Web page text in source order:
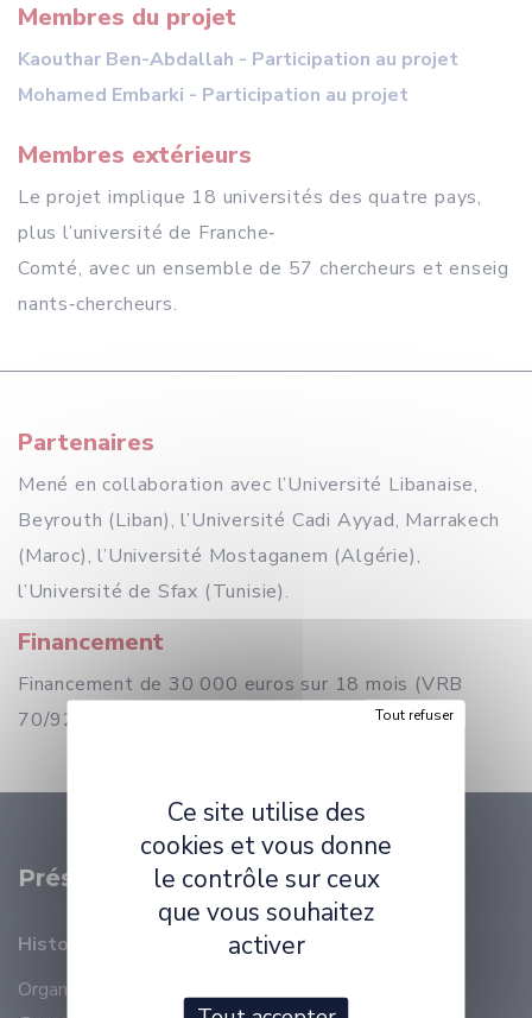
Membres du projet
Kaouthar Ben-Abdallah - Participation au projet
Mohamed Embarki - Participation au projet
Membres extérieurs
Le projet implique 18 universités des quatre pays,
plus l’université de Franche‐
Comté, avec un ensemble de 57 chercheurs et enseig
nants‐chercheurs.
Partenaires
Mené en collaboration avec l’Université Libanaise,
Beyrouth (Liban), l’Université Cadi Ayyad, Marrakech
(Maroc), l’Université Mostaganem (Algérie),
l’Université de Sfax (Tunisie).
Financement
Financement de 30 000 euros sur 18 mois (VRB
70/92)
Présentation
Histoire
Organisation
Ce site utilise des
cookies et vous donne
le contrôle sur ceux
que vous souhaitez
activer
Tout refuser